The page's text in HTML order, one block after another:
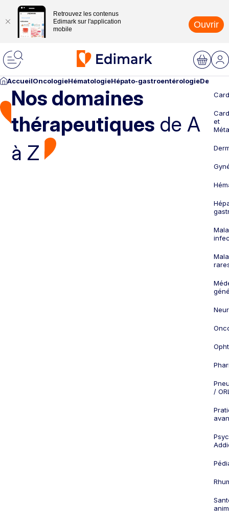
Retrouvez les contenus
Edimark sur l'application
mobile
Ouvrir
AccueilOncologieHématologieHépato-gastroentérologie
Nos domaines
thérapeutiques de A
à Z
et
/